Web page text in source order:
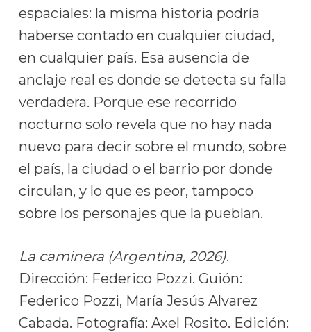
espaciales: la misma historia podría
haberse contado en cualquier ciudad,
en cualquier país. Esa ausencia de
anclaje real es donde se detecta su falla
verdadera. Porque ese recorrido
nocturno solo revela que no hay nada
nuevo para decir sobre el mundo, sobre
el país, la ciudad o el barrio por donde
circulan, y lo que es peor, tampoco
sobre los personajes que la pueblan.
La caminera (Argentina, 2026).
Dirección: Federico Pozzi. Guión:
Federico Pozzi, María Jesús Alvarez
Cabada. Fotografía: Axel Rosito. Edición: